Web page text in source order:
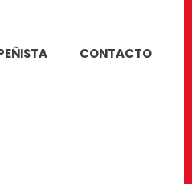
CONTACTO